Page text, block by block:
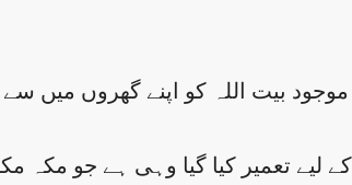
بیت اللہ کو اپنے گھروں میں